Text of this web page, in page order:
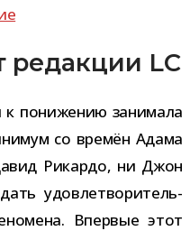
редакции LC
пони­же­нию зани­мала
со вре­мён Адама
Рикардо, ни Джон
удо­вле­тво­ри­тель­
Впервые этот